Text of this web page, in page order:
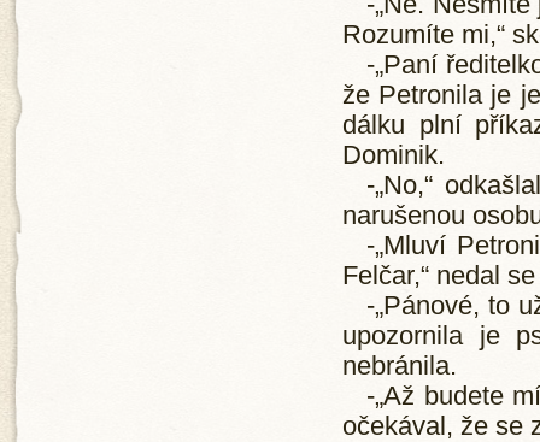
Rozumíte mi,“
-„Paní
že Petronila je
dálku plní
Dominik.
-„No,“
narušenou
-„Mluví
Felčar,“ nedal
-„Pánové, to
upozornila je
nebránila.
-„Až budete
očekával, že se